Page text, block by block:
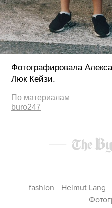
Фотографировала
Люк Кейзи.
По материалам
buro247
fashion Helmut Lang